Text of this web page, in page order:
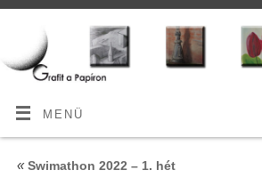
MENÜ
«Swimathon 2022 – 1. hét